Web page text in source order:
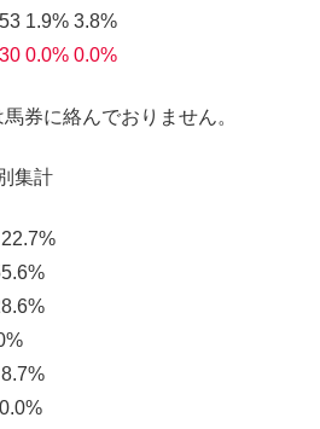
1.9% 3.8%
0.0% 0.0%
券に絡んでおりません。
集計